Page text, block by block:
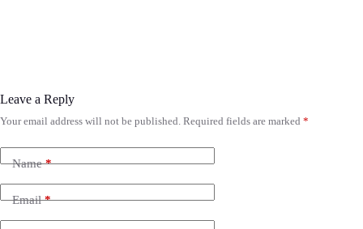
Leave a Reply
Your email address will not be published. Required fields are marked *
Name*
Email*